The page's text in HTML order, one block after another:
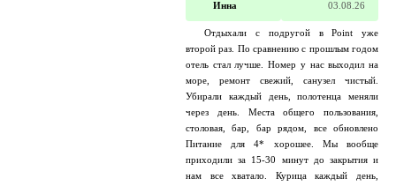
Инна 03.08.26
Отдыхали с подругой в Point уже
второй раз. По сравнению с прошлым годом
отель стал лучше. Номер у нас выходил на
море, ремонт свежий, санузел чистый.
Убирали каждый день, полотенца меняли
через день. Места общего пользования,
столовая, бар, бар рядом, все обновлено
Питание для 4* хорошее. Мы вообще
приходили за 15-30 минут до закрытия и
нам все хватало. Курица каждый день,